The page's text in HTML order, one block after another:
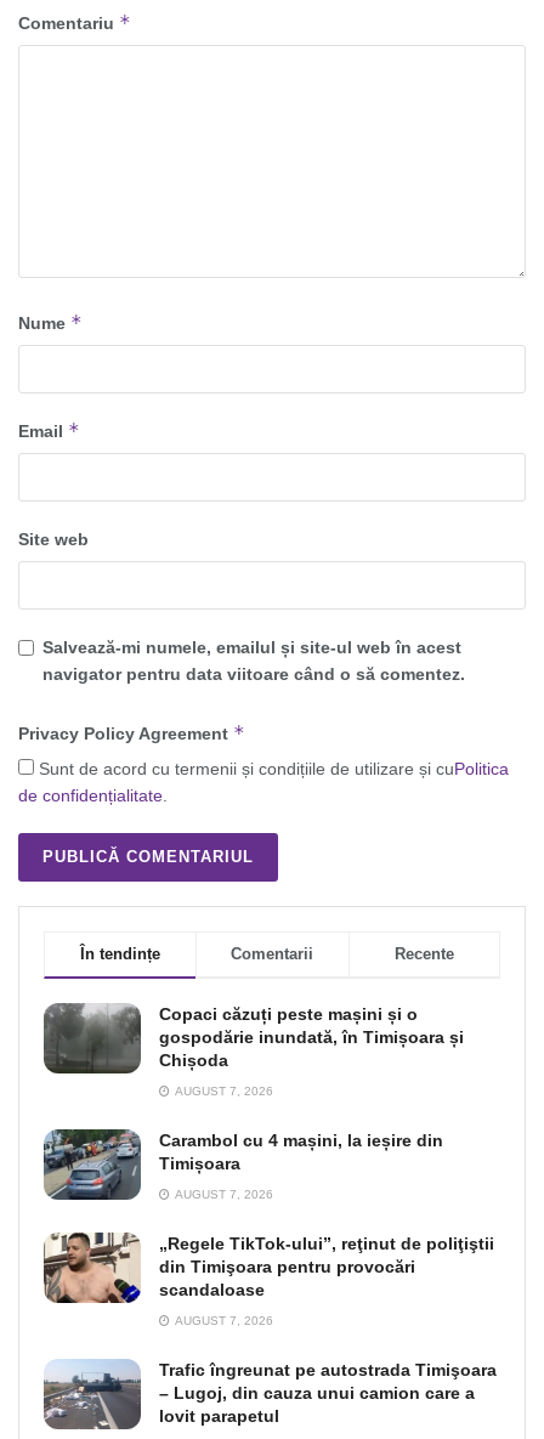
Comentariu *
Nume *
Email *
Site web
Salvează-mi numele, emailul și site-ul web în acest
navigator pentru data viitoare când o să comentez.
Privacy Policy Agreement *
Sunt de acord cu termenii și condițiile de utilizare și cuPolitica
de confidențialitate.
În tendințe Comentarii Recente
Copaci căzuți peste mașini și o
gospodărie inundată, în Timișoara și
Chișoda
AUGUST 7, 2026
Carambol cu 4 mașini, la ieșire din
Timișoara
AUGUST 7, 2026
„Regele TikTok-ului”, reţinut de poliţiştii
din Timişoara pentru provocări
scandaloase
AUGUST 7, 2026
Trafic îngreunat pe autostrada Timişoara
– Lugoj, din cauza unui camion care a
lovit parapetul